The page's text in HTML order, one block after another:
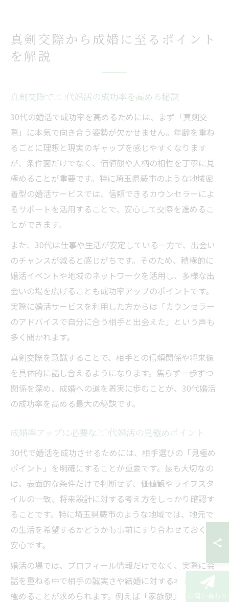
真剣交際から成婚に至るポイント
を解説
真剣交際で30代婚活の成功率を高める秘訣
30代の婚活で成功率を高めるためには、まず「真剣交
際」に本気で向き合う姿勢が欠かせません。年齢を重ね
るごとに理想と現実のギャップを感じやすくなります
が、条件面だけでなく、価値観や人柄の相性を丁寧に見
極めることが重要です。特に埼玉県蕨市のような地域密
着型の婚活サービスでは、信頼できるカウンセラーによ
るサポートを活用することで、安心して交際を進めるこ
とができます。
また、30代は仕事や生活が安定している一方で、出会い
のチャンスが減ると感じがちです。そのため、積極的に
婚活イベントや地域のネットワークを活用し、多様な出
会いの場を広げることも成功率アップのポイントです。
実際に婚活サービスを利用した方からは「カウンセラー
のアドバイスで自分に合う相手と出会えた」という声も
多く聞かれます。
真剣交際を意識することで、相手との信頼関係や将来像
を具体的に話し合えるようになります。焦らず一歩ずつ
関係を深め、成婚への道を着実に歩むことが、30代婚活
の成功率を高める最大の秘訣です。
成婚率アップに必要な30代婚活の見極めポイント
30代で婚活を成功させるためには、相手選びの「見極め
ポイント」を明確にすることが重要です。最も大切なの
は、表面的な条件だけで判断せず、価値観やライフスタ
イルの一致、将来設計に対する考え方をしっかり確認す
ることです。特に埼玉県蕨市のような地域では、地元で
の生活を希望するかどうかも事前にすり合わせておくと
安心です。
婚活の場では、プロフィール情報だけでなく、実際に会
話を重ねる中で相手の誠実さや結婚に対する本気度を見
極めることが求められます。例えば「家族観」や「仕事
お問い合わせ